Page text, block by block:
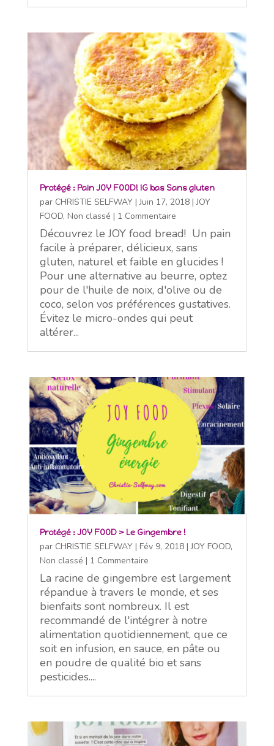
Protégé : Pain JOY FOOD! IG bas Sans gluten
par CHRISTIE SELFWAY|Juin 17, 2018|JOY
FOOD, Non classé | 1 Commentaire
Découvrez le JOY food bread! Un pain
facile à préparer, délicieux, sans
gluten, naturel et faible en glucides !
Pour une alternative au beurre, optez
pour de l'huile de noix, d'olive ou de
coco, selon vos préférences gustatives.
Évitez le micro-ondes qui peut
altérer...
Protégé : JOY FOOD > Le Gingembre !
par CHRISTIE SELFWAY| Fév 9, 2018|JOY FOOD,
Non classé | 1 Commentaire
La racine de gingembre est largement
répandue à travers le monde, et ses
bienfaits sont nombreux. Il est
recommandé de l'intégrer à notre
alimentation quotidiennement, que ce
soit en infusion, en sauce, en pâte ou
en poudre de qualité bio et sans
pesticides....